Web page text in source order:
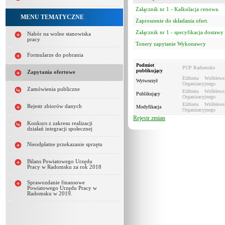
MENU TEMATYCZNE
Nabór na wolne stanowiska
pracy
Formularze do pobrania
Zapytania ofertowe
Zamówienia publiczne
Rejestr zbiorów danych
Konkurs z zakresu realizacji
działań integracji społecznej
Nieodpłatne przekazanie sprzętu
Bilans Powiatowego Urzędu
Pracy w Radomsku za rok 2018
Sprawozdanie finansowe
Powiatowego Urzędu Pracy w
Radomsku w 2019.
Załącznik nr 1 - Kalkulacja cenowa.
Zaproszenie do składania ofert.
Załącznik nr 1 - specyfikacja dostawy
Tonery zapytanie Wykonawcy
Podmiot
publikujący
PUP Radomsko
Wytworzył
Elżbieta
Organizacyjnego
Publikujący
Elżbieta
Organizacyjnego
Modyfikacja
Elżbieta
Organizacyjnego
Rejestr zmian